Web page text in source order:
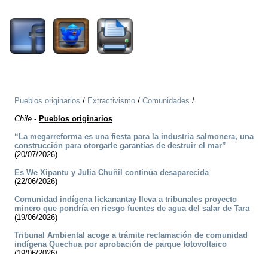
Pueblos originarios / Extractivismo / Comunidades /
Chile - Pueblos originarios
“La megarreforma es una fiesta para la industria salmonera, una
construcción para otorgarle garantías de destruir el mar”
(20/07/2026)
Es We Xipantu y Julia Chuñil continúa desaparecida
(22/06/2026)
Comunidad indígena lickanantay lleva a tribunales proyecto
minero que pondría en riesgo fuentes de agua del salar de Tara
(19/06/2026)
Tribunal Ambiental acoge a trámite reclamación de comunidad
indígena Quechua por aprobación de parque fotovoltaico